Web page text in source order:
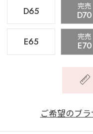
D65 完売
D70
E65 完売
E70
ご希望のブ